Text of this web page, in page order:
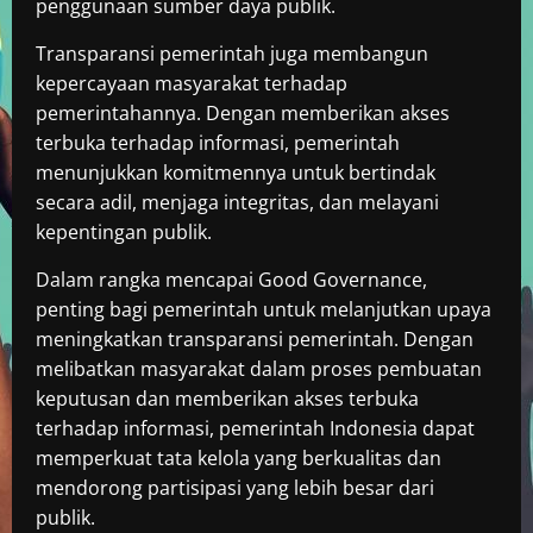
penggunaan sumber daya publik.
Transparansi pemerintah juga membangun
kepercayaan masyarakat terhadap
pemerintahannya. Dengan memberikan akses
terbuka terhadap informasi, pemerintah
menunjukkan komitmennya untuk bertindak
secara adil, menjaga integritas, dan melayani
kepentingan publik.
Dalam rangka mencapai Good Governance,
penting bagi pemerintah untuk melanjutkan upaya
meningkatkan transparansi pemerintah. Dengan
melibatkan masyarakat dalam proses pembuatan
keputusan dan memberikan akses terbuka
terhadap informasi, pemerintah Indonesia dapat
memperkuat tata kelola yang berkualitas dan
mendorong partisipasi yang lebih besar dari
publik.